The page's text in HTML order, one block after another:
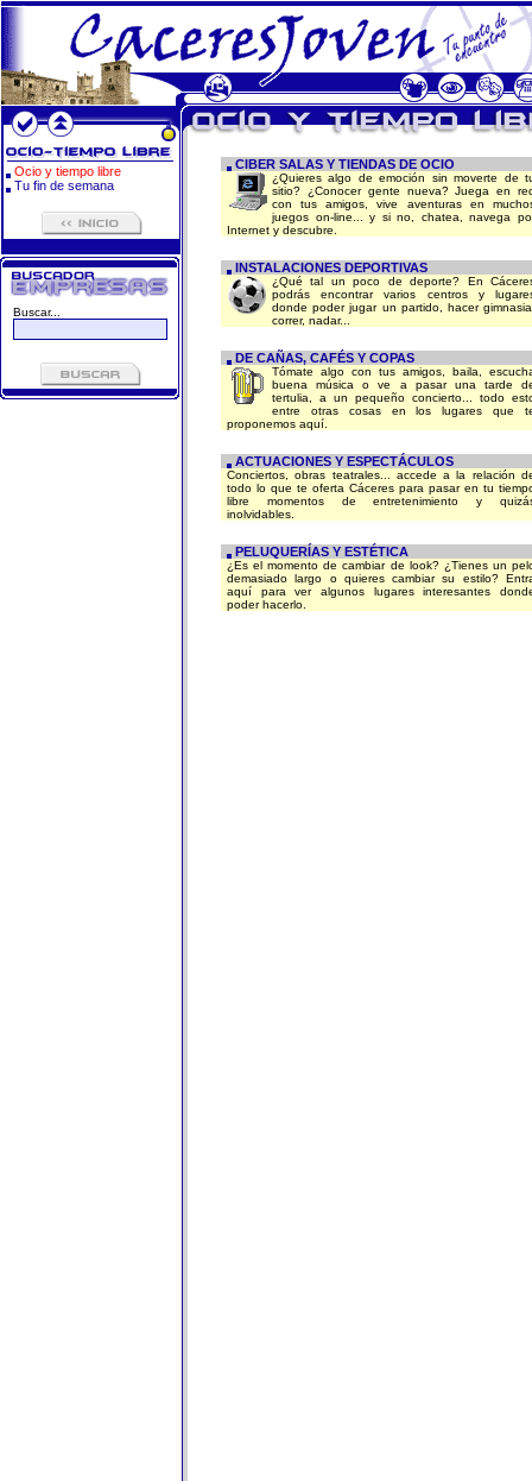
Ocio y tiempo libre
Tu fin de semana
Buscar...
CIBER SALAS Y TIENDAS DE OCIO
¿Quieres algo de emoción sin moverte de
sitio? ¿Conocer gente nueva? Juega en
con tus amigos, vive aventuras en
juegos on-line... y si no, chatea, navega
Internet y descubre.
INSTALACIONES DEPORTIVAS
¿Qué tal un poco de deporte? En
podrás encontrar varios centros y
donde poder jugar un partido, hacer
correr, nadar...
DE CAÑAS, CAFÉS Y COPAS
Tómate algo con tus amigos, baila,
buena música o ve a pasar una tarde
tertulia, a un pequeño concierto... todo
entre otras cosas en los lugares que
proponemos aquí.
ACTUACIONES Y ESPECTÁCULOS
Conciertos, obras teatrales... accede a la relación
todo lo que te oferta Cáceres para pasar en tu
libre momentos de entretenimiento y
inolvidables.
PELUQUERÍAS Y ESTÉTICA
¿Es el momento de cambiar de look? ¿Tienes un
demasiado largo o quieres cambiar su estilo?
aquí para ver algunos lugares interesantes
poder hacerlo.